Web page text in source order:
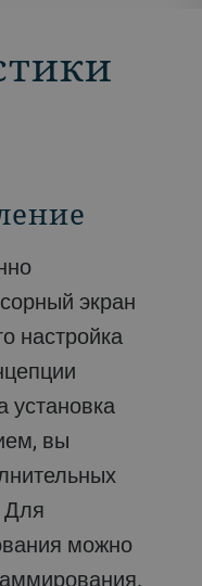
экран
настройка
установка
вы
Для
можно